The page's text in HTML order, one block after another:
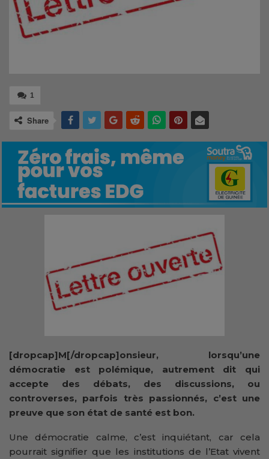
1
Share
[dropcap]M[/dropcap]onsieur, lorsqu’une
démocratie est polémique, autrement dit qui
accepte des débats, des discussions, ou
controverses, parfois très passionnés, c’est une
preuve que son état de santé est bon.
Une démocratie calme, c’est inquiétant, car cela
pourrait signifier que les institutions de l’Etat vivent